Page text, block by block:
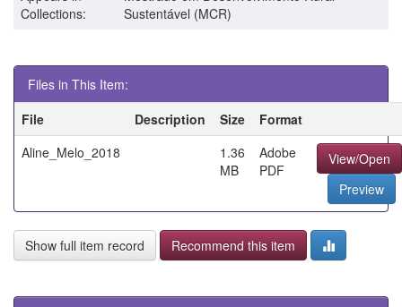
Collections:
Sustentável (MCR)
Files in This Item:
File
Description Size
Format
Aline_Melo_2018
1.36
MB
Adobe
PDF
View/Open
Preview
Show full item record Recommend this item